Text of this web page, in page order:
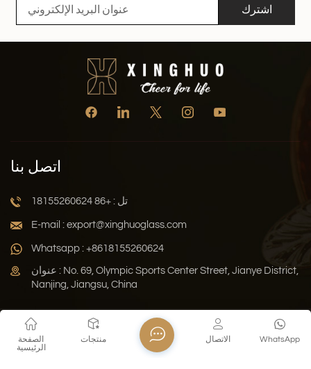
اشترك
اتصل بنا
تل : +86 18155260624
E-mail : export@xinghuoglass.com
Whatsapp : +8618155260624
عنوان : No. 69, Olympic Sports Center Street, Jianye District,
Nanjing, Jiangsu, China
Xml سياسة الخصوصية المدونة
خريطة الموقع
حقوق النشر © 2026 Jiangsu Xinghuo Technology Co., Ltd. جميع
الصفحة
الرئيسية
منتجات WhatsApp الاتصال